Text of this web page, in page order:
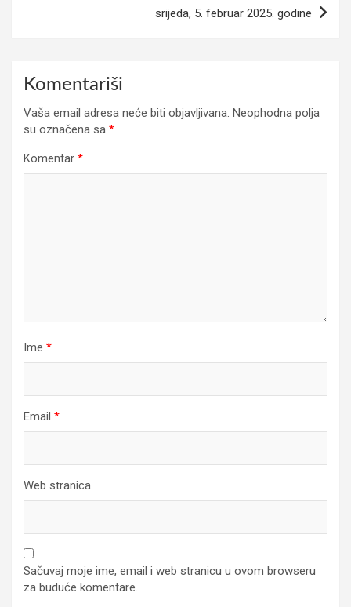
srijeda, 5. februar 2025. godine
Komentariši
Vaša email adresa neće biti objavljivana. Neophodna polja
su označena sa *
Komentar *
Ime *
Email *
Web stranica
Sačuvaj moje ime, email i web stranicu u ovom browseru
za buduće komentare.